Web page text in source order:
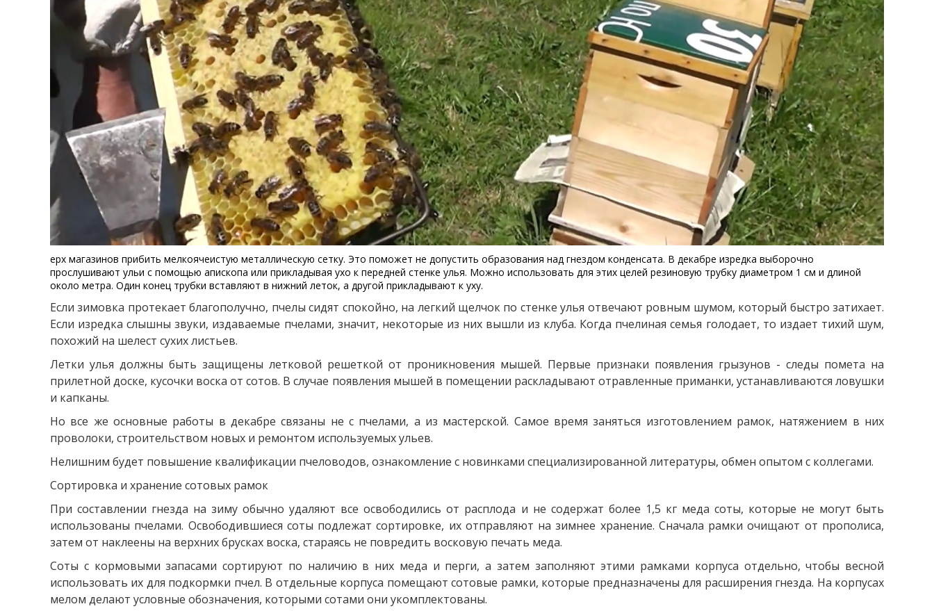
ерх магазинов прибить мелкоячеистую металлическую сетку. Это поможет не допустить образования над гнездом конденсата. В декабре изредка выборочно
прослушивают ульи с помощью апископа или прикладывая ухо к передней стенке улья. Можно использовать для этих целей резиновую трубку диаметром 1 см и длиной
около метра. Один конец трубки вставляют в нижний леток, а другой прикладывают к уху.
Если зимовка протекает благополучно, пчелы сидят спокойно, на легкий щелчок по стенке улья отвечают ровным шумом, который быстро затихает.
Если изредка слышны звуки, издаваемые пчелами, значит, некоторые из них вышли из клуба. Когда пчелиная семья голодает, то издает тихий шум,
похожий на шелест сухих листьев.
Летки улья должны быть защищены летковой решеткой от проникновения мышей. Первые признаки появления грызунов - следы помета на
прилетной доске, кусочки воска от сотов. В случае появления мышей в помещении раскладывают отравленные приманки, устанавливаются ловушки
и капканы.
Но все же основные работы в декабре связаны не с пчелами, а из мастерской. Самое время заняться изготовлением рамок, натяжением в них
проволоки, строительством новых и ремонтом используемых ульев.
Нелишним будет повышение квалификации пчеловодов, ознакомление с новинками специализированной литературы, обмен опытом с коллегами.
Сортировка и хранение сотовых рамок
При составлении гнезда на зиму обычно удаляют все освободились от расплода и не содержат более 1,5 кг меда соты, которые не могут быть
использованы пчелами. Освободившиеся соты подлежат сортировке, их отправляют на зимнее хранение. Сначала рамки очищают от прополиса,
затем от наклеены на верхних брусках воска, стараясь не повредить восковую печать меда.
Соты с кормовыми запасами сортируют по наличию в них меда и перги, а затем заполняют этими рамками корпуса отдельно, чтобы весной
использовать их для подкормки пчел. В отдельные корпуса помещают сотовые рамки, которые предназначены для расширения гнезда. На корпусах
мелом делают условные обозначения, которыми сотами они укомплектованы.